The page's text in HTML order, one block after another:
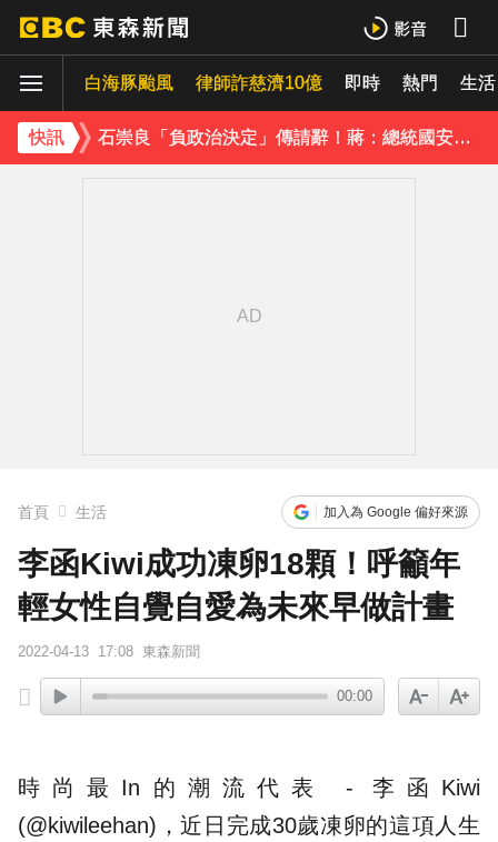
白海豚颱風 律師詐慈濟10億 即時 熱門 生活
快訊
下載東森App，隨時掌握天下大小事！
石崇良「負政治決定」傳請辭！蔣：總統國安開了沒？
首頁 生活 加入為 Google 偏好來源
李函Kiwi成功凍卵18顆！呼籲年
輕女性自覺自愛為未來早做計畫
2022-04-13 17:08 東森新聞
00:00
時尚最In的潮流代表 - 李函Kiwi
(@kiwileehan)，近日完成30歲凍卵的這項人生